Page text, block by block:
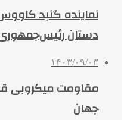
نماینده گنبد
دستان
۱۴۰۳/۰۹/۰۳
جهان